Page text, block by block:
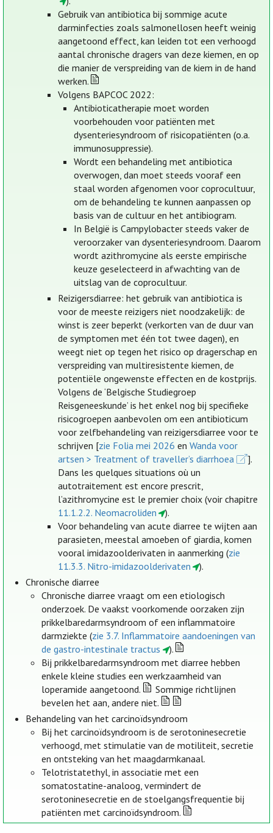
Gebruik van antibiotica bij sommige acute
darminfecties zoals salmonellosen heeft weinig
aangetoond effect, kan leiden tot een verhoogd
aantal chronische dragers van deze kiemen, en op
die manier de verspreiding van de kiem in de hand
werken.
Volgens BAPCOC 2022:
Antibioticatherapie moet worden
voorbehouden voor patiënten met
dysenteriesyndroom of risicopatiënten (o.a.
immunosuppressie).
Wordt een behandeling met antibiotica
overwogen, dan moet steeds vooraf een
staal worden afgenomen voor coprocultuur,
om de behandeling te kunnen aanpassen op
basis van de cultuur en het antibiogram.
In België is Campylobacter steeds vaker de
veroorzaker van dysenteriesyndroom. Daarom
wordt azithromycine als eerste empirische
keuze geselecteerd in afwachting van de
uitslag van de coprocultuur.
Reizigersdiarree: het gebruik van antibiotica is
voor de meeste reizigers niet noodzakelijk: de
winst is zeer beperkt (verkorten van de duur van
de symptomen met één tot twee dagen), en
weegt niet op tegen het risico op dragerschap en
verspreiding van multiresistente kiemen, de
potentiële ongewenste effecten en de kostprijs.
Volgens de ‘Belgische Studiegroep
Reisgeneeskunde’ is het enkel nog bij specifieke
risicogroepen aanbevolen om een antibioticum
voor zelfbehandeling van reizigersdiarree voor te
schrijven [zie Folia mei 2026 en Wanda voor
artsen > Treatment of traveller’s diarrhoea
].
Dans les quelques situations où un
autotraitement est encore prescrit,
l’azithromycine est le premier choix (voir chapitre
11.1.2.2. Neomacroliden
).
Voor behandeling van acute diarree te wijten aan
parasieten, meestal amoeben of giardia, komen
vooral imidazoolderivaten in aanmerking (zie
11.3.3. Nitro-imidazoolderivaten
).
Chronische diarree
Chronische diarree vraagt om een etiologisch
onderzoek. De vaakst voorkomende oorzaken zijn
prikkelbaredarmsyndroom of een inflammatoire
darmziekte (zie 3.7. Inflammatoire aandoeningen van
de gastro-intestinale tractus
).
Bij prikkelbaredarmsyndroom met diarree hebben
enkele kleine studies een werkzaamheid van
loperamide aangetoond.
Sommige richtlijnen
bevelen het aan, andere niet.
Behandeling van het carcinoïdsyndroom
Bij het carcinoïdsyndroom is de serotoninesecretie
verhoogd, met stimulatie van de motiliteit, secretie
en ontsteking van het maagdarmkanaal.
Telotristatethyl, in associatie met een
somatostatine-analoog, vermindert de
serotoninesecretie en de stoelgangsfrequentie bij
patiënten met carcinoïdsyndroom.